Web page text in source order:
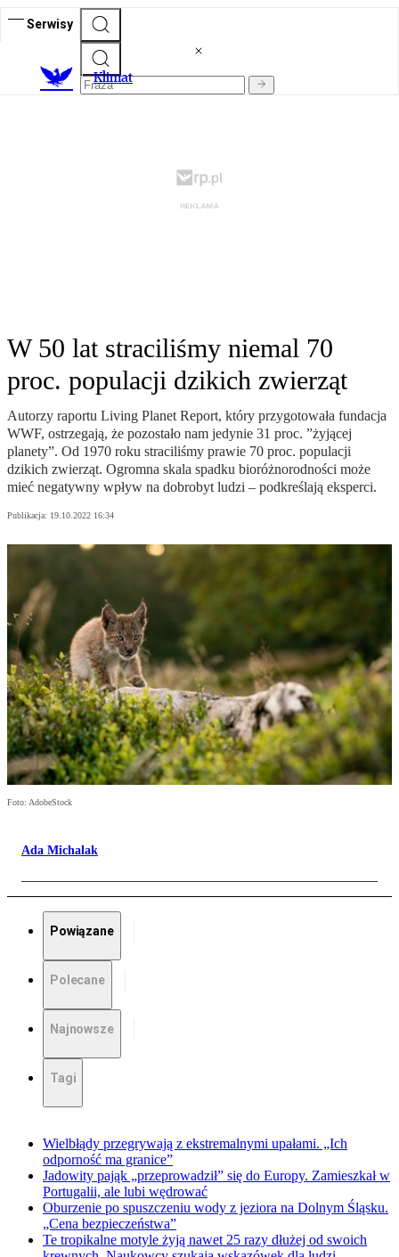
Serwisy
Klimat
W 50 lat straciliśmy niemal 70
proc. populacji dzikich zwierząt
Autorzy raportu Living Planet Report, który przygotowała fundacja
WWF, ostrzegają, że pozostało nam jedynie 31 proc. ”żyjącej
planety”. Od 1970 roku straciliśmy prawie 70 proc. populacji
dzikich zwierząt. Ogromna skala spadku bioróżnorodności może
mieć negatywny wpływ na dobrobyt ludzi – podkreślają eksperci.
Publikacja: 19.10.2022 16:34
Foto: AdobeStock
Ada Michalak
Powiązane
Polecane
Najnowsze
Tagi
Wielbłądy przegrywają z ekstremalnymi upałami. „Ich
odporność ma granice”
Jadowity pająk „przeprowadził” się do Europy. Zamieszkał w
Portugalii, ale lubi wędrować
Oburzenie po spuszczeniu wody z jeziora na Dolnym Śląsku.
„Cena bezpieczeństwa”
Te tropikalne motyle żyją nawet 25 razy dłużej od swoich